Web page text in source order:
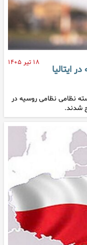
۱۸ تیر ۱۴۰۵
ایتالیا
ایتالیا پنجشنبه اعلام کرد که ۲ وابسته نظامی نظامی روسیه در
شدند.